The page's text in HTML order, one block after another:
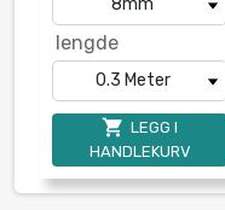
lengde
 LEGG I
HANDLEKURV